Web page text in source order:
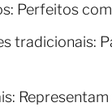
Perfeitos
tradicionais: